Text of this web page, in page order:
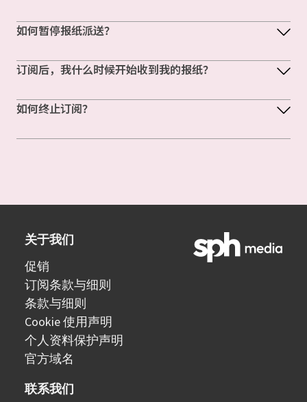
如何暂停报纸派送？
订阅后，我什么时候开始收到我的报纸？
如何终止订阅？
关于我们
促销
订阅条款与细则
条款与细则
Cookie 使用声明
个人资料保护声明
官方域名
联系我们